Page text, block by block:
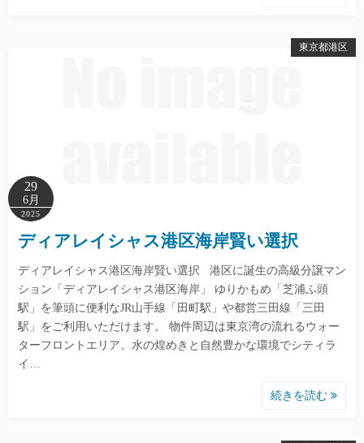
東京都港区
29
6月
2025
ディアレイシャス港区海岸賢い選択
ディアレイシャス港区海岸賢い選択 港区に誕生の高級分譲マン
ション「ディアレイシャス港区海岸」 ゆりかもめ「芝浦ふ頭
駅」を筆頭に便利なJR山手線「田町駅」や都営三田線「三田
駅」をご利用いただけます。 物件周辺は東京湾の流れるウォー
ターフロントエリア。水の煌めきと自然豊かな環境でシティラ
イ…
続きを読む